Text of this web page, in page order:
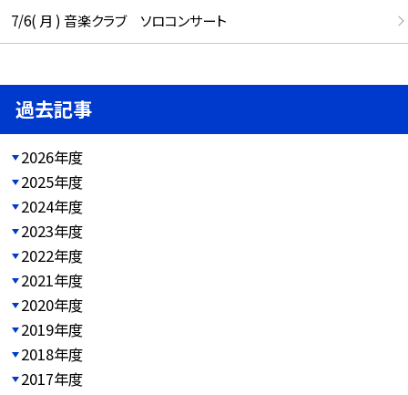
7/6( 月 ) 音楽クラブ ソロコンサート
過去記事
2026年度
2025年度
2024年度
2023年度
2022年度
2021年度
2020年度
2019年度
2018年度
2017年度